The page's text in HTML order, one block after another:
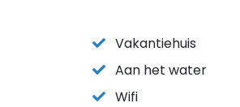
Vakantiehuis
Aan het water
Wifi